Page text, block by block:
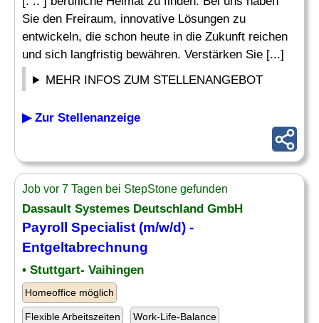
Sie den Freiraum, innovative Lösungen zu
entwickeln, die schon heute in die Zukunft reichen
und sich langfristig bewähren. Verstärken Sie [...]
MEHR INFOS ZUM STELLENANGEBOT
▶ Zur Stellenanzeige
Job vor 7 Tagen bei StepStone gefunden
Dassault Systemes Deutschland GmbH
Payroll Specialist (m/w/d) -
Entgeltabrechnung
• Stuttgart- Vaihingen
Homeoffice möglich
Flexible Arbeitszeiten Work-Life-Balance